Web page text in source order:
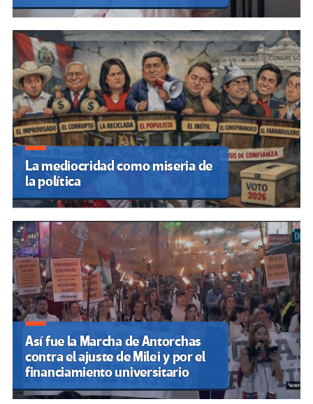
La mediocridad como miseria de
la política
Así fue la Marcha de Antorchas
contra el ajuste de Milei y por el
financiamiento universitario